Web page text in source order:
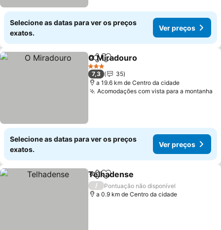
Selecione as datas para ver os preços
exatos.
Ver preços
PartilharAdicionar aos favoritos
O Miradouro
3 Estrelas
7,3
35
a 19.6 km de Centro da cidade
Acomodações com vista para a montanha
Selecione as datas para ver os preços
exatos.
Ver preços
PartilharAdicionar aos favoritos
Telhadense
/
Pontuação não disponível
a 0.9 km de Centro da cidade